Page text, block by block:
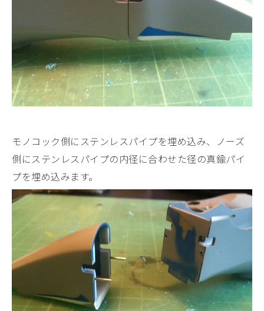
モノコック側にステンレスパイプを埋め込み、ノーズ
側にステンレスパイプの内径に合わせた径の真鍮パイ
プを埋め込みます。